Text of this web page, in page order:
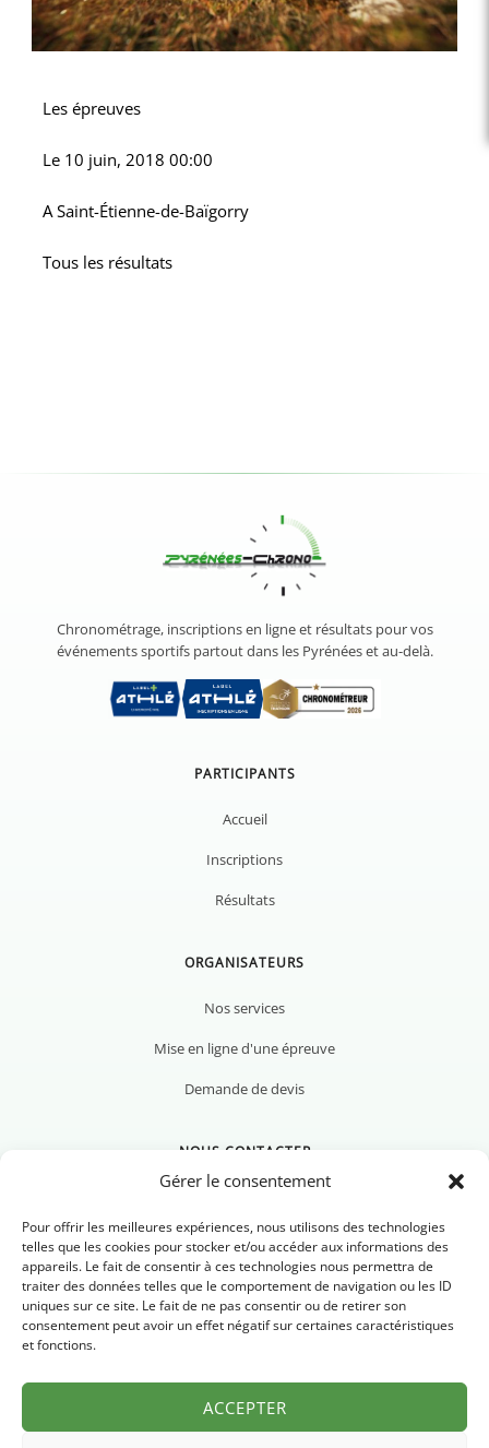
Gérer le consentement
Pour offrir les meilleures expériences, nous utilisons des technologies
telles que les cookies pour stocker et/ou accéder aux informations des
appareils. Le fait de consentir à ces technologies nous permettra de
traiter des données telles que le comportement de navigation ou les ID
uniques sur ce site. Le fait de ne pas consentir ou de retirer son
consentement peut avoir un effet négatif sur certaines caractéristiques
et fonctions.
ACCEPTER
Les épreuves
Le 10 juin, 2018 00:00
ASaint-Étienne-de-Baïgorry
Tous les résultats
Chronométrage, inscriptions en ligne et résultats pour vos
événements sportifs partout dans les Pyrénées et au-delà.
PARTICIPANTS
Accueil
Inscriptions
Résultats
ORGANISATEURS
Nos services
Mise en ligne d'une épreuve
Demande de devis
NOUS CONTACTER
Nous contacter
Newsletter